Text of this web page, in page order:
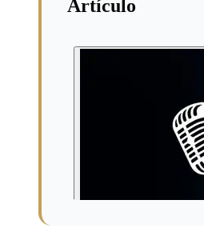
Artículo